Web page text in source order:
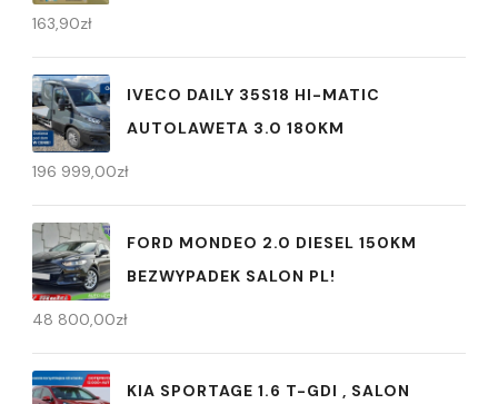
163,90zł
IVECO DAILY 35S18 HI-MATIC
AUTOLAWETA 3.0 180KM
196 999,00zł
FORD MONDEO 2.0 DIESEL 150KM
BEZWYPADEK SALON PL!
48 800,00zł
KIA SPORTAGE 1.6 T-GDI , SALON